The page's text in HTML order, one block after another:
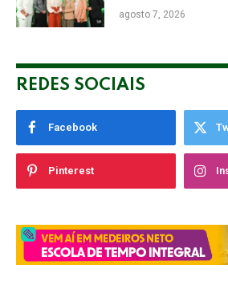
retomada do
Empresarial
agosto 7, 2026
REDES SOCIAIS
Facebook
Pinterest